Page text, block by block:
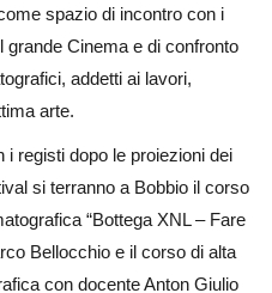
spazio di incontro con i
grande Cinema e di confronto
addetti ai lavori,
arte.
i registi dopo le proiezioni dei
si terranno a Bobbio il corso
“Bottega XNL – Fare
Bellocchio e il corso di alta
con docente Anton Giulio